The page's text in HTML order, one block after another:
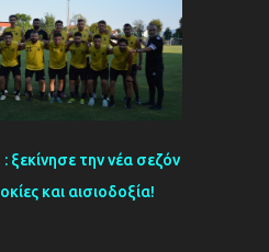
ξεκίνησε την νέα σεζόν
και αισιοδοξία!